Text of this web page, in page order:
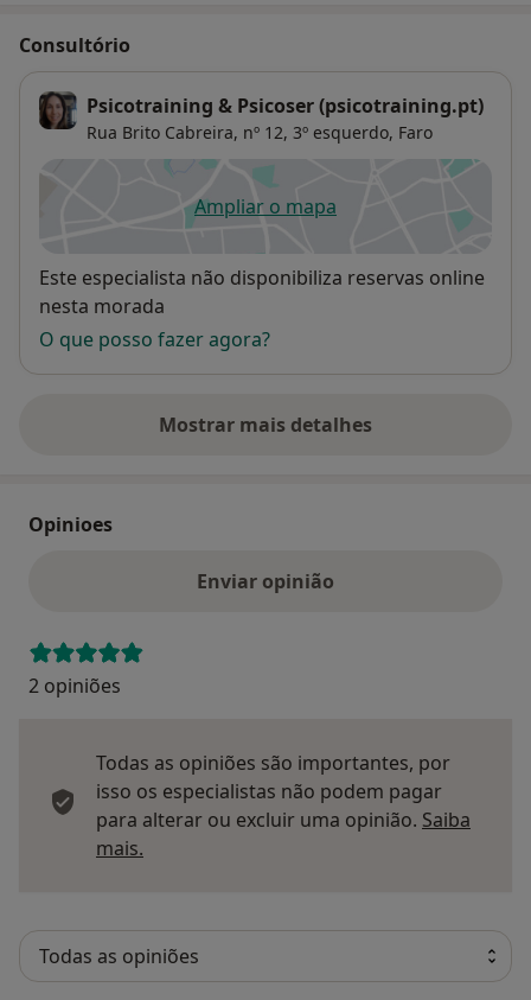
Consultório
Psicotraining & Psicoser (psicotraining.pt)
Rua Brito Cabreira, nº 12, 3º esquerdo, Faro
Ampliar o mapaabre num novo separador
Disponibilidade
Este especialista não disponibiliza reservas online
nesta morada
O que posso fazer agora?
Mostrar mais detalhes
sobre o endereço
Opinioes
Enviar opinião
2 opiniões
Todas as opiniões são importantes, por
isso os especialistas não podem pagar
para alterar ou excluir uma opinião. Saiba
mais.